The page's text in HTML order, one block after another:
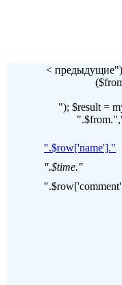
<
"); $result =
".$row['name']."
".$time."